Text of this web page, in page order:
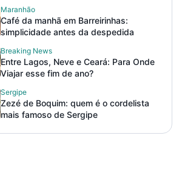
Maranhão
Café da manhã em Barreirinhas:
simplicidade antes da despedida
Breaking News
Entre Lagos, Neve e Ceará: Para Onde
Viajar esse fim de ano?
Sergipe
Zezé de Boquim: quem é o cordelista
mais famoso de Sergipe